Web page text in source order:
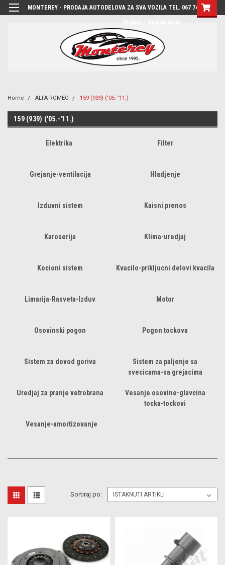
MONTEREY - PRODAJA AUTODELOVA ZA SVA VOZILA TEL. 067 7444-780
Home ALFA ROMEO 159 (939) ('05.-'11.)
159 (939) ('05.-'11.)
Elektrika Filter
Grejanje-ventilacija Hladjenje
Izduvni sistem Kaisni prenos
Karoserija Klima-uredjaj
Kocioni sistem Kvacilo-prikljucni delovi kvacila
Limarija-Rasveta-Izduv Motor
Osovinski pogon Pogon tockova
Sistem za dovod goriva
Sistem za paljenje sa
svecicama-sa grejacima
Uredjaj za pranje vetrobrana
Vesanje osovine-glavcina
tocka-tockovi
Vesanje-amortizovanje
Sortiraj po: